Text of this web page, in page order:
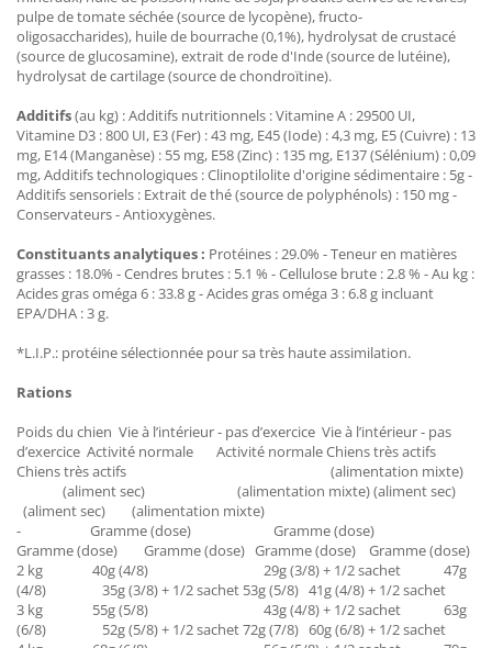
pulpe de tomate séchée (source de lycopène), fructo-
oligosaccharides), huile de bourrache (0,1%), hydrolysat de crustacé
(source de glucosamine), extrait de rode d'Inde (source de lutéine),
hydrolysat de cartilage (source de chondroïtine).
Additifs(au kg) : Additifs nutritionnels : Vitamine A : 29500 UI,
Vitamine D3 : 800 UI, E3 (Fer) : 43 mg, E45 (Iode) : 4,3 mg, E5 (Cuivre) : 13
mg, E14 (Manganèse) : 55 mg, E58 (Zinc) : 135 mg, E137 (Sélénium) : 0,09
mg, Additifs technologiques : Clinoptilolite d'origine sédimentaire : 5g -
Additifs sensoriels : Extrait de thé (source de polyphénols) : 150 mg -
Conservateurs - Antioxygènes.
Constituants analytiques : Protéines : 29.0% - Teneur en matières
grasses : 18.0% - Cendres brutes : 5.1 % - Cellulose brute : 2.8 % - Au kg :
Acides gras oméga 6 : 33.8 g - Acides gras oméga 3 : 6.8 g incluant
EPA/DHA : 3 g.
*L.I.P.: protéine sélectionnée pour sa très haute assimilation.
Rations
Poids du chien Vie à l’intérieur - pas d’exercice Vie à l’intérieur - pas
d’exercice Activité normale Activité normale Chiens très actifs
Chiens très actifs (alimentation mixte)
(aliment sec) (alimentation mixte) (aliment sec)
(aliment sec) (alimentation mixte)
- Gramme (dose) Gramme (dose)
Gramme (dose) Gramme (dose) Gramme (dose) Gramme (dose)
2 kg 40g (4/8) 29g (3/8) + 1/2 sachet 47g
(4/8) 35g (3/8) + 1/2 sachet 53g (5/8) 41g (4/8) + 1/2 sachet
3 kg 55g (5/8) 43g (4/8) + 1/2 sachet 63g
(6/8) 52g (5/8) + 1/2 sachet 72g (7/8) 60g (6/8) + 1/2 sachet